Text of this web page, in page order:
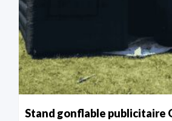
Stand gonflable publicitaire